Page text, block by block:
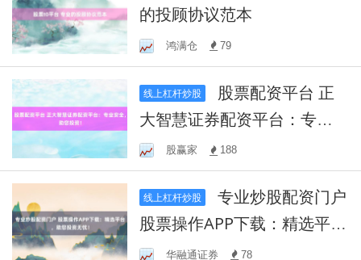
的投顾协议范本
鸿满仓 79
线上杠杆炒股
大智慧证券配资平台：专业
安全，助您投资！
股赢家 188
线上杠杆炒股
专业炒股配资门户
股票操作APP下载：精选平
台，助您投资无忧！
华融通证券 78